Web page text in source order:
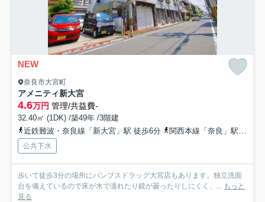
NEW
奈良市大宮町
アメニティ新大宮
4.6万円 管理/共益費-
32.40㎡ (1DK) /築49年 /3階建
近鉄難波・奈良線「新大宮」駅 徒歩6分
関西本線「奈良」駅 徒歩7分
公共下水
歩いて徒歩3分の場所にバンブスドラッグ大宮店もあります。独立洗面
台を備えているので床が水で濡れたり鏡が曇ったりしにくく、... もっと
見る